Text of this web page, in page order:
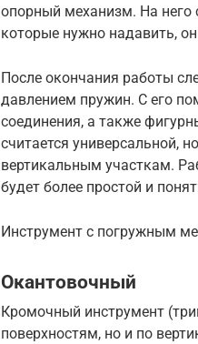
опорный механизм. На него
которые нужно надавить,
После окончания работы
давлением пружин. С его
соединения, а также
считается универсальной,
вертикальным участкам.
будет более простой и
Инструмент с погружным
Окантовочный
Кромочный инструмент
поверхностям, но и по